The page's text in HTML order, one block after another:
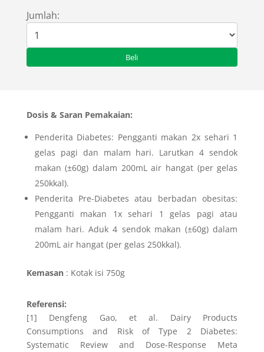
Jumlah:
Dosis & Saran Pemakaian:
Penderita Diabetes: Pengganti makan 2x sehari 1
gelas pagi dan malam hari. Larutkan 4 sendok
makan (±60g) dalam 200mL air hangat (per gelas
250kkal).
Penderita Pre-Diabetes atau berbadan obesitas:
Pengganti makan 1x sehari 1 gelas pagi atau
malam hari. Aduk 4 sendok makan (±60g) dalam
200mL air hangat (per gelas 250kkal).
Kemasan: Kotak isi 750g
Referensi:
[1] Dengfeng Gao, et al. Dairy Products
Consumptions and Risk of Type 2 Diabetes:
Systematic Review and Dose-Response Meta